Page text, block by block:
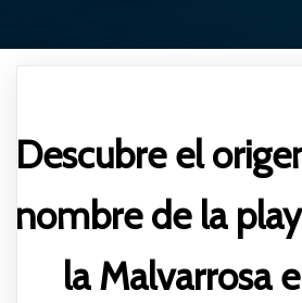
Descubre el
nombre de la
la Malvarrosa